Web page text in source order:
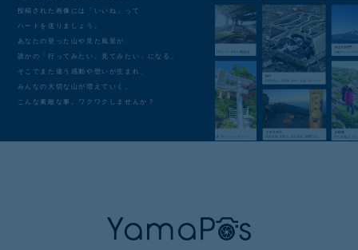
投稿された画像には「いいね」って
ハートを送りましょう。
あなたの登った山や見た風景が、
誰かの「行ってみたい、見てみたい」になる。
そこでまた違う感動や想いが生まれ、
みんなの大切な山が増えていく。
こんな素敵な事。ワクワクしませんか？